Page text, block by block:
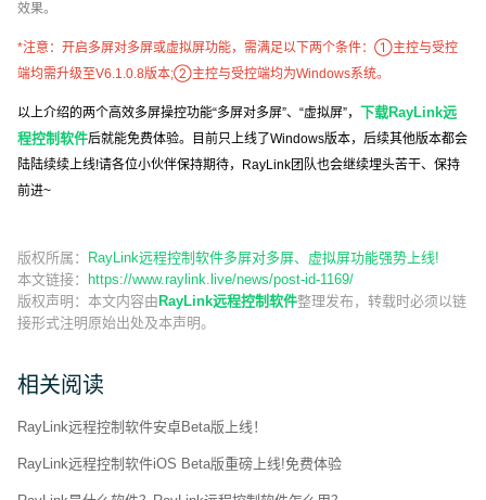
效果。
*注意：开启多屏对多屏或虚拟屏功能，需满足以下两个条件：①主控与受控
端均需升级至V6.1.0.8版本;②主控与受控端均为Windows系统。
以上介绍的两个高效多屏操控功能“多屏对多屏”、“虚拟屏”， 下载RayLink远
程控制软件后就能免费体验。目前只上线了Windows版本，后续其他版本都会
陆陆续续上线!请各位小伙伴保持期待，RayLink团队也会继续埋头苦干、保持
前进~
版权所属：
RayLink远程控制软件多屏对多屏、虚拟屏功能强势上线!
本文链接：
https://www.raylink.live/news/post-id-1169/
版权声明： 本文内容由 RayLink远程控制软件整理发布，转载时必须以链
接形式注明原始出处及本声明。
相关阅读
RayLink远程控制软件安卓Beta版上线！
RayLink远程控制软件iOS Beta版重磅上线!免费体验